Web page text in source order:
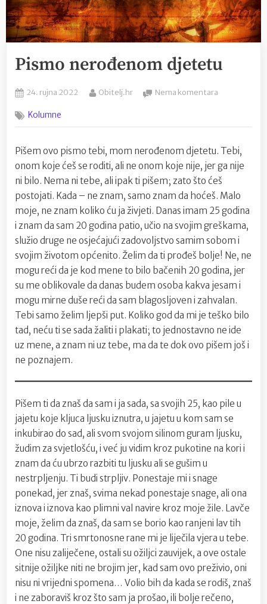
Pismo nerođenom djetetu
Posted
24. rujna 2022 By
Obitelj.hr Nema komentara
djetetu
Kolumne
Pišem ovo pismo tebi, mom nerođenom djetetu. Tebi,
onom koje ćeš se roditi, ali ne onom koje nije, jer ga nije
ni bilo. Nema ni tebe, ali ipak ti pišem; zato što ćeš
postojati. Kada – ne znam, samo znam da hoćeš. Malo
moje, ne znam koliko ću ja živjeti. Danas imam 25 godina
i znam da sam 20 godina patio, učio na svojim greškama,
služio druge ne osjećajući zadovoljstvo samim sobom i
svojim životom općenito. Želim da ti prođeš bolje! Ne, ne
mogu reći da je kod mene to bilo bačenih 20 godina, jer
su me oblikovale da danas budem osoba kakva jesam i
mogu mirne duše reći da sam blagosljoven i zahvalan.
Tebi samo želim ljepši put. Koliko god da mi je teško bilo
tad, neću ti se sada žaliti i plakati; to jednostavno ne ide
uz mene, a znam ni uz tebe, ma da te dok ovo pišem još i
ne poznajem.
Pišem ti da znaš da sam i ja sada, sa svojih 25, kao pile u
jajetu koje kljuca ljusku iznutra, u jajetu u kom sam se
inkubirao do sad, ali svom svojom silinom guram ljusku,
žudim za svjetlošću, i već ju vidim kroz pukotine na kori i
znam da ću ubrzo razbiti tu ljusku ali se gušim u
nestrpljenju. Ti budi strpljiv. Ponestaje mi i snage
ponekad, jer znaš, svima nekad ponestaje snage, ali ona
iznova i iznova kao plimni val navire kroz moje žile. Lavče
moje, želim da znaš, da sam se borio kao ranjeni lav tih
20 godina. Tri smrtonosne rane mi je liječila vjera u tebe.
One nisu zaliječene, ostali su ožiljci zauvijek, a ove ostale
sitnije ožiljke niti ne brojim jer, kad sam ovo preživio, oni
nisu ni vrijedni spomena… Volio bih da kada se rodiš, znaš
i ne zaboraviš kroz što sam ja prošao, ili bolje rečeno,